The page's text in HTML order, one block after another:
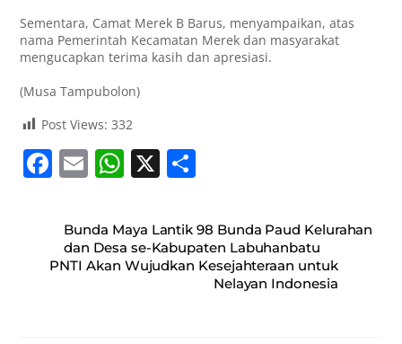
Sementara, Camat Merek B Barus, menyampaikan, atas
nama Pemerintah Kecamatan Merek dan masyarakat
mengucapkan terima kasih dan apresiasi.
(Musa Tampubolon)
Post Views: 332
F
c
e
b
E
ai
l
W
at
s
A
X
ar
e
Bunda Maya Lantik 98 Bunda Paud Kelurahan
dan Desa se-Kabupaten Labuhanbatu
PNTI Akan Wujudkan Kesejahteraan untuk
Nelayan Indonesia